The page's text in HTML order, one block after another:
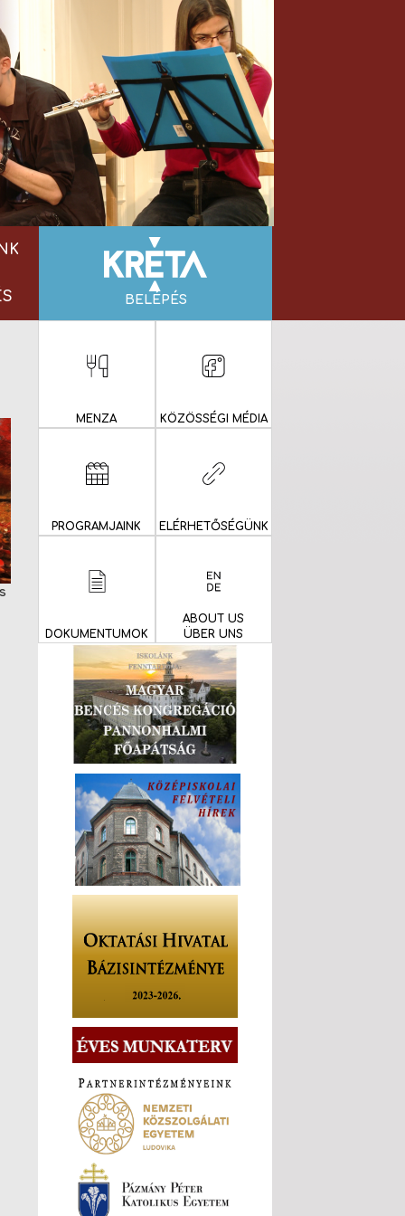
BELÉPÉS
MENZA KÖZÖSSÉGI MÉDIA
PROGRAMJAINK ELÉRHETŐSÉGÜNK
DOKUMENTUMOK
ABOUT US
ÜBER UNS